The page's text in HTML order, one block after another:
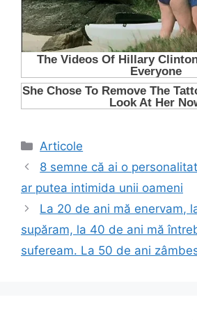
Categorii
Articole
8 semne că ai o
ar putea intimida unii oameni
La 20 de ani mă enervam,
supăram, la 40 de ani mă
sufeream. La 50 de ani